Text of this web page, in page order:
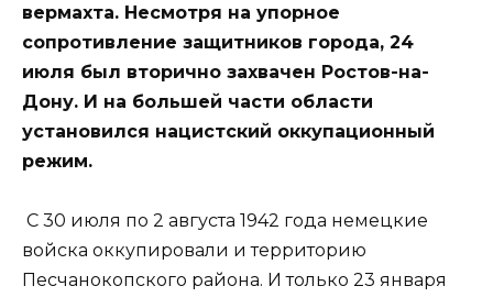
вермахта. Несмотря на упорное
сопротивление защитников города, 24
июля был вторично захвачен Ростов-на-
Дону. И на большей части области
установился нацистский оккупационный
режим.
С 30 июля по 2 августа 1942 года немецкие
войска оккупировали и территорию
Песчанокопского района. И только 23 января